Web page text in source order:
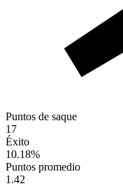
Puntos de saque
17
Éxito
10.18%
Puntos promedio
1.42